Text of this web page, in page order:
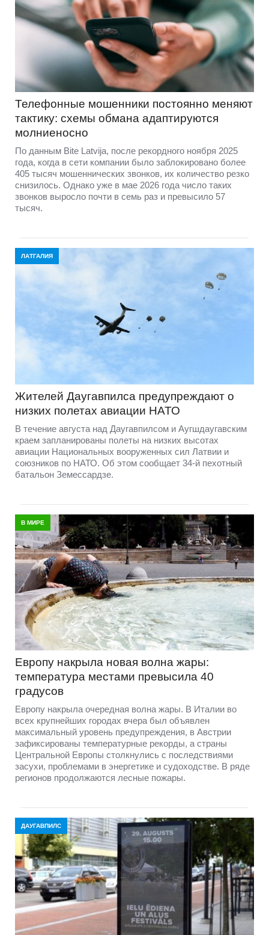
Телефонные мошенники постоянно меняют
тактику: схемы обмана адаптируются
молниеносно
По данным Bite Latvija, после рекордного ноября 2025
года, когда в сети компании было заблокировано более
405 тысяч мошеннических звонков, их количество резко
снизилось. Однако уже в мае 2026 года число таких
звонков выросло почти в семь раз и превысило 57
тысяч.
ЛАТГАЛИЯ
Жителей Даугавпилса предупреждают о
низких полетах авиации НАТО
В течение августа над Даугавпилсом и Аугшдаугавским
краем запланированы полеты на низких высотах
авиации Национальных вооруженных сил Латвии и
союзников по НАТО. Об этом сообщает 34-й пехотный
батальон Земессардзе.
В МИРЕ
Европу накрыла новая волна жары:
температура местами превысила 40
градусов
Европу накрыла очередная волна жары. В Италии во
всех крупнейших городах вчера был объявлен
максимальный уровень предупреждения, в Австрии
зафиксированы температурные рекорды, а страны
Центральной Европы столкнулись с последствиями
засухи, проблемами в энергетике и судоходстве. В ряде
регионов продолжаются лесные пожары.
ДАУГАВПИЛС